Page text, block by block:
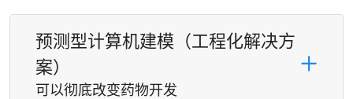
预测型计算机建模（工程化解决方
案）
可以彻底改变药物开发